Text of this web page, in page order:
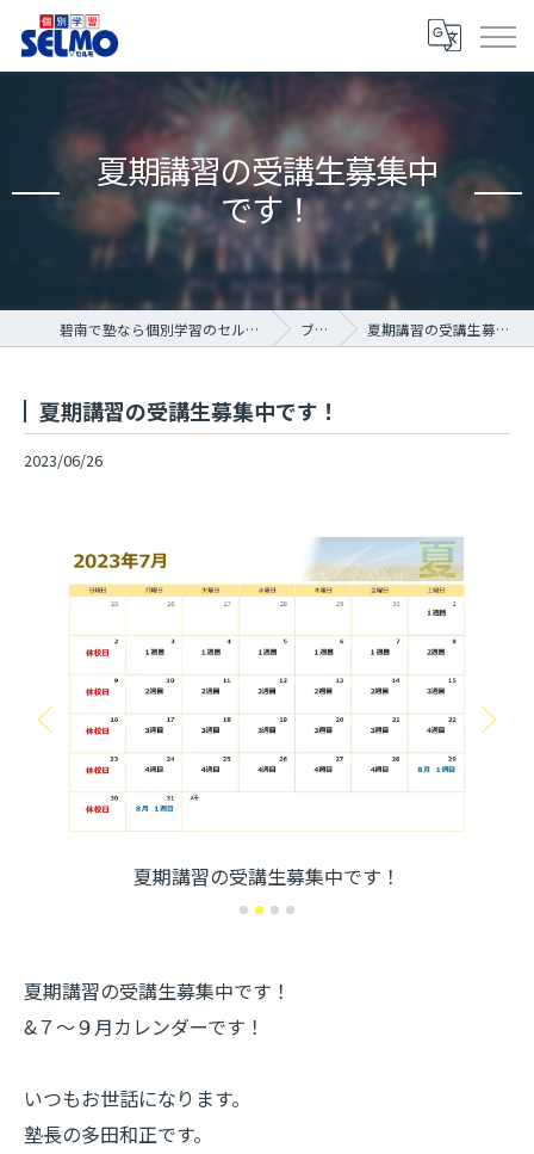
夏期講習の受講生募集中
です！
碧南で塾なら個別学習のセルモ碧南霞浦教室 ブログ 夏期講習の受講生募集中です！
夏期講習の受講生募集中です！
2023/06/26
夏期講習の受講生募集中です！
夏期講習の受講生募集中です！
&７～９月カレンダーです！
いつもお世話になります。
塾長の多田和正です。